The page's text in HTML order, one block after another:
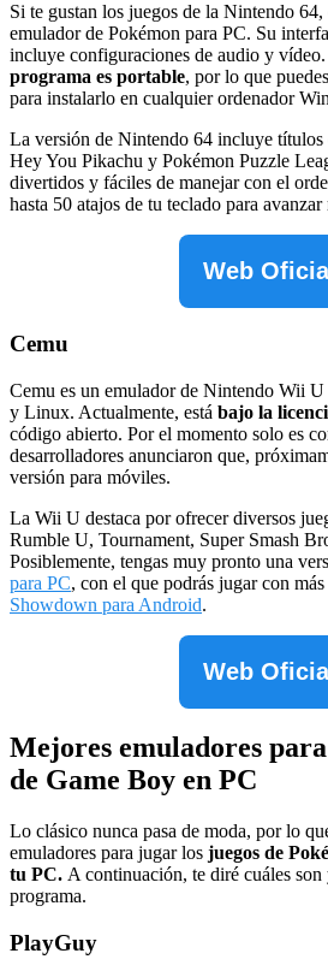
Si te gustan los juegos de la Nintendo 64,
emulador de Pokémon para PC. Su
incluye configuraciones de audio y
programa es portable, por lo que
para instalarlo en cualquier ordenador
La versión de Nintendo 64 incluye títulos
Hey You Pikachu y Pokémon Puzzle
divertidos y fáciles de manejar con el
hasta 50 atajos de tu teclado para avanzar
Web
Cemu
Cemu es un emulador de Nintendo Wii
y Linux. Actualmente, está bajo la
código abierto. Por el momento solo es
desarrolladores anunciaron que,
versión para móviles.
La Wii U destaca por ofrecer diversos
Rumble U, Tournament, Super Smash
Posiblemente, tengas muy pronto una
para PC, con el que podrás jugar con
Showdown para Android.
Web
Mejores emuladores
de Game Boy en PC
Lo clásico nunca pasa de moda, por lo
emuladores para jugar los juegos de
tu PC. A continuación, te diré cuáles
programa.
PlayGuy